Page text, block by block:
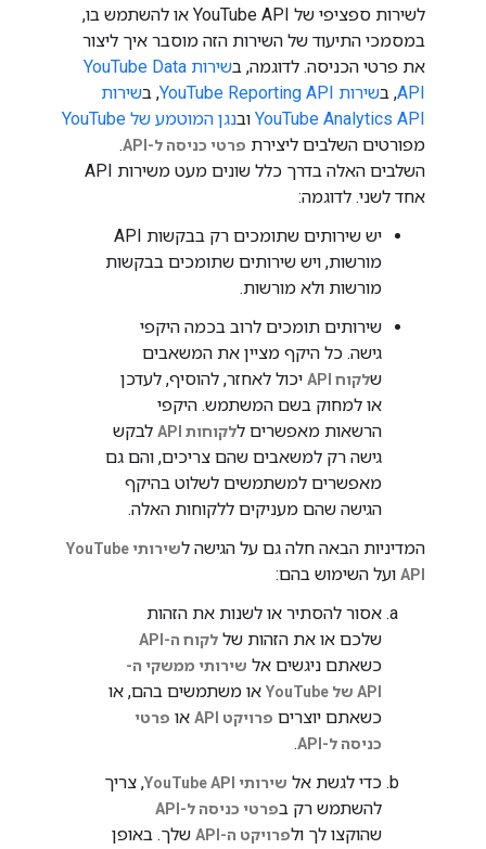
לשירות ספציפי של YouTube API או להשתמש בו,
במסמכי התיעוד של השירות הזה מוסבר איך ליצור
את פרטי הכניסה. לדוגמה, ב
שירות YouTube Data
API, בשירות YouTube Reporting API , בשירות
YouTube Analytics API ובנגן המוטמע של YouTube
מפורטים השלבים ליצירת פרטי כניסה ל-API
.
השלבים האלה בדרך כלל שונים מעט משירות API
אחד לשני. לדוגמה:
יש שירותים שתומכים רק בבקשות API
מורשות, ויש שירותים שתומכים בבקשות
מורשות ולא מורשות.
שירותים תומכים לרוב בכמה היקפי
גישה. כל היקף מציין את המשאבים
שלקוח API
יכול לאחזר, להוסיף, לעדכן
או למחוק בשם המשתמש. היקפי
הרשאות מאפשרים ללקוחות API
לבקש
גישה רק למשאבים שהם צריכים, והם גם
מאפשרים למשתמשים לשלוט בהיקף
הגישה שהם מעניקים ללקוחות האלה.
המדיניות הבאה חלה גם על הגישה ל
שירותי YouTube
API ועל השימוש בהם:
אסור להסתיר או לשנות את הזהות
שלכם או את הזהות של לקוח ה-API
כשאתם ניגשים אל שירותי ממשקי ה-
API של YouTube
או משתמשים בהם, או
כשאתם יוצרים פרויקט API או פרטי
כניסה ל-API
.
כדי לגשת אל שירותי YouTube API
, צריך
להשתמש רק בפרטי כניסה ל-API
שהוקצו לך ולפרויקט ה-API שלך. באופן